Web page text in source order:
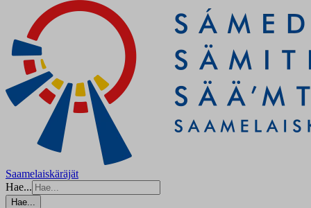
Saamelaiskäräjät
Hae...
Hae...